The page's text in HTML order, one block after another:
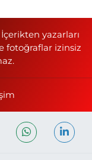
yazarları
fotoğraflar izinsiz